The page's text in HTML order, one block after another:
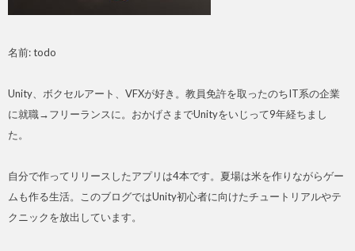
名前: todo
Unity、ボクセルアート、VFXが好き。教員免許を取ったのちIT系の企業
に就職→フリーランスに。おかげさまでUnityをいじって9年経ちまし
た。
自分で作ってリリースしたアプリは4本です。夏場は米を作りながらゲー
ムも作る生活。このブログではUnity初心者に向けたチュートリアルやテ
クニックを放出しています。